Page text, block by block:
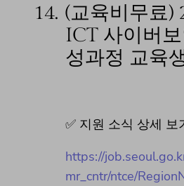
14. (교육비무료)
ICT 사이버
성과정 교육
✅ 지원 소식 상세
https://
mr_cntr/ntce/